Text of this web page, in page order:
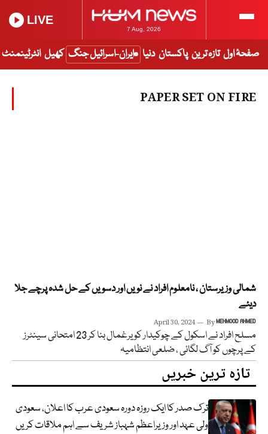
7 Aug, 2026
LIVE
صفحۂ اول تازہ ترین پاکستان دنیا ایران-اسرائیل جنگ کھیل انٹرٹینمنٹ
PAPER SET ON FIRE
شمالی وزیرستان ، نامعلوم افراد نے نویں اور دسویں کے حل شدہ پرچے جلا
دیئے
April 30, 2024 ByMEHMOOD AHMED
مسلح افراد نے اسکول کے چوکیدار کو یرغمال بنا کر 23 امتحانی سینٹرز
کے پرچوں کو آگ لگائی ، ضلعی انتظامیہ
تازہ ترین خبریں
ترک صدر کا ایک روزہ دورہ سعودی عرب کا اعلان، سعودی
ولی عہد اور وزیراعظم شہباز شریف سے اہم ملاقات کریں